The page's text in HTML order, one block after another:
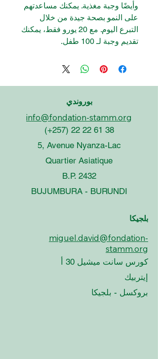
وأيضًا وجبة مغذية. يمكنك مساعدتهم
على النمو بصحة جيدة من خلال
التبرع اليوم. مع 20 يورو فقط، يمكنك
تقديم وجبة لـ 100 طفل.
بوروندي
info@fondation-stamm.org
(+257) 22 22 61 38
5, Avenue Nyanza-Lac
Quartier Asiatique
B.P. 2432
BUJUMBURA - BURUNDI
بلجيكا
miguel.david@fondation-
stamm.org
كورس سانت ميشيل 30 أ
إيتربيك
بروكسل - بلجيكا